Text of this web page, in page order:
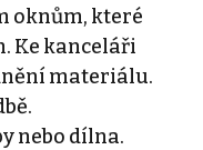
oknům, které
Ke kanceláři
materiálu.
nebo dílna.